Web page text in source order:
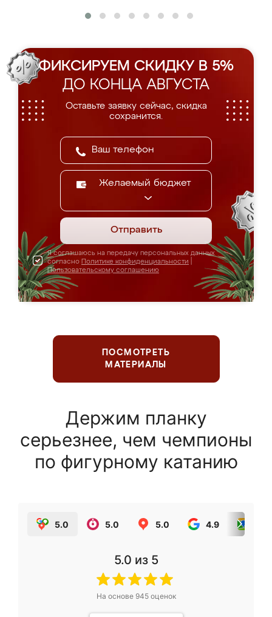
ФИКСИРУЕМ СКИДКУ В 5%
ДО КОНЦА АВГУСТА
Оставьте заявку сейчас, скидка
сохранится.
Желаемый бюджет
Отправить
Я соглашаюсь на передачу персональных данных
согласно Политике конфиденциальности
Пользовательскому соглашению
ПОСМОТРЕТЬ
МАТЕРИАЛЫ
Держим планку
серьезнее, чем чемпионы
по фигурному катанию
5.0 5.0 5.0 4.9
5.0 из 5
На основе 945оценок